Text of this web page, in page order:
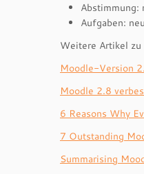
Abstimmung:
Aufgaben:
Weitere Artikel
Moodle-Version
Moodle 2.8
6 Reasons Why
7 Outstanding
Summarising